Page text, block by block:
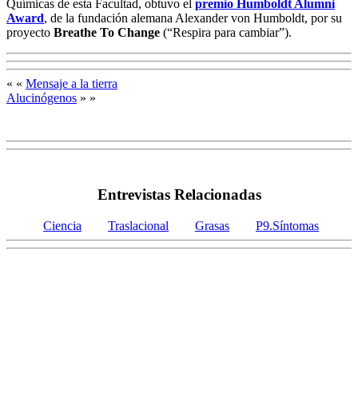
Químicas de esta Facultad, obtuvo el premio Humboldt Alumni
Award, de la fundación alemana Alexander von Humboldt, por su
proyecto Breathe To Change (“Respira para cambiar”).
« « Mensaje a la tierra
Alucinógenos » »
Entrevistas Relacionadas
Ciencia Traslacional Grasas P9.Síntomas